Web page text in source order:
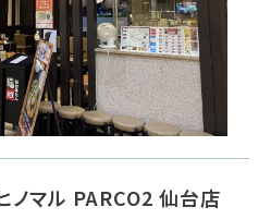
ノマル PARCO2 仙台店